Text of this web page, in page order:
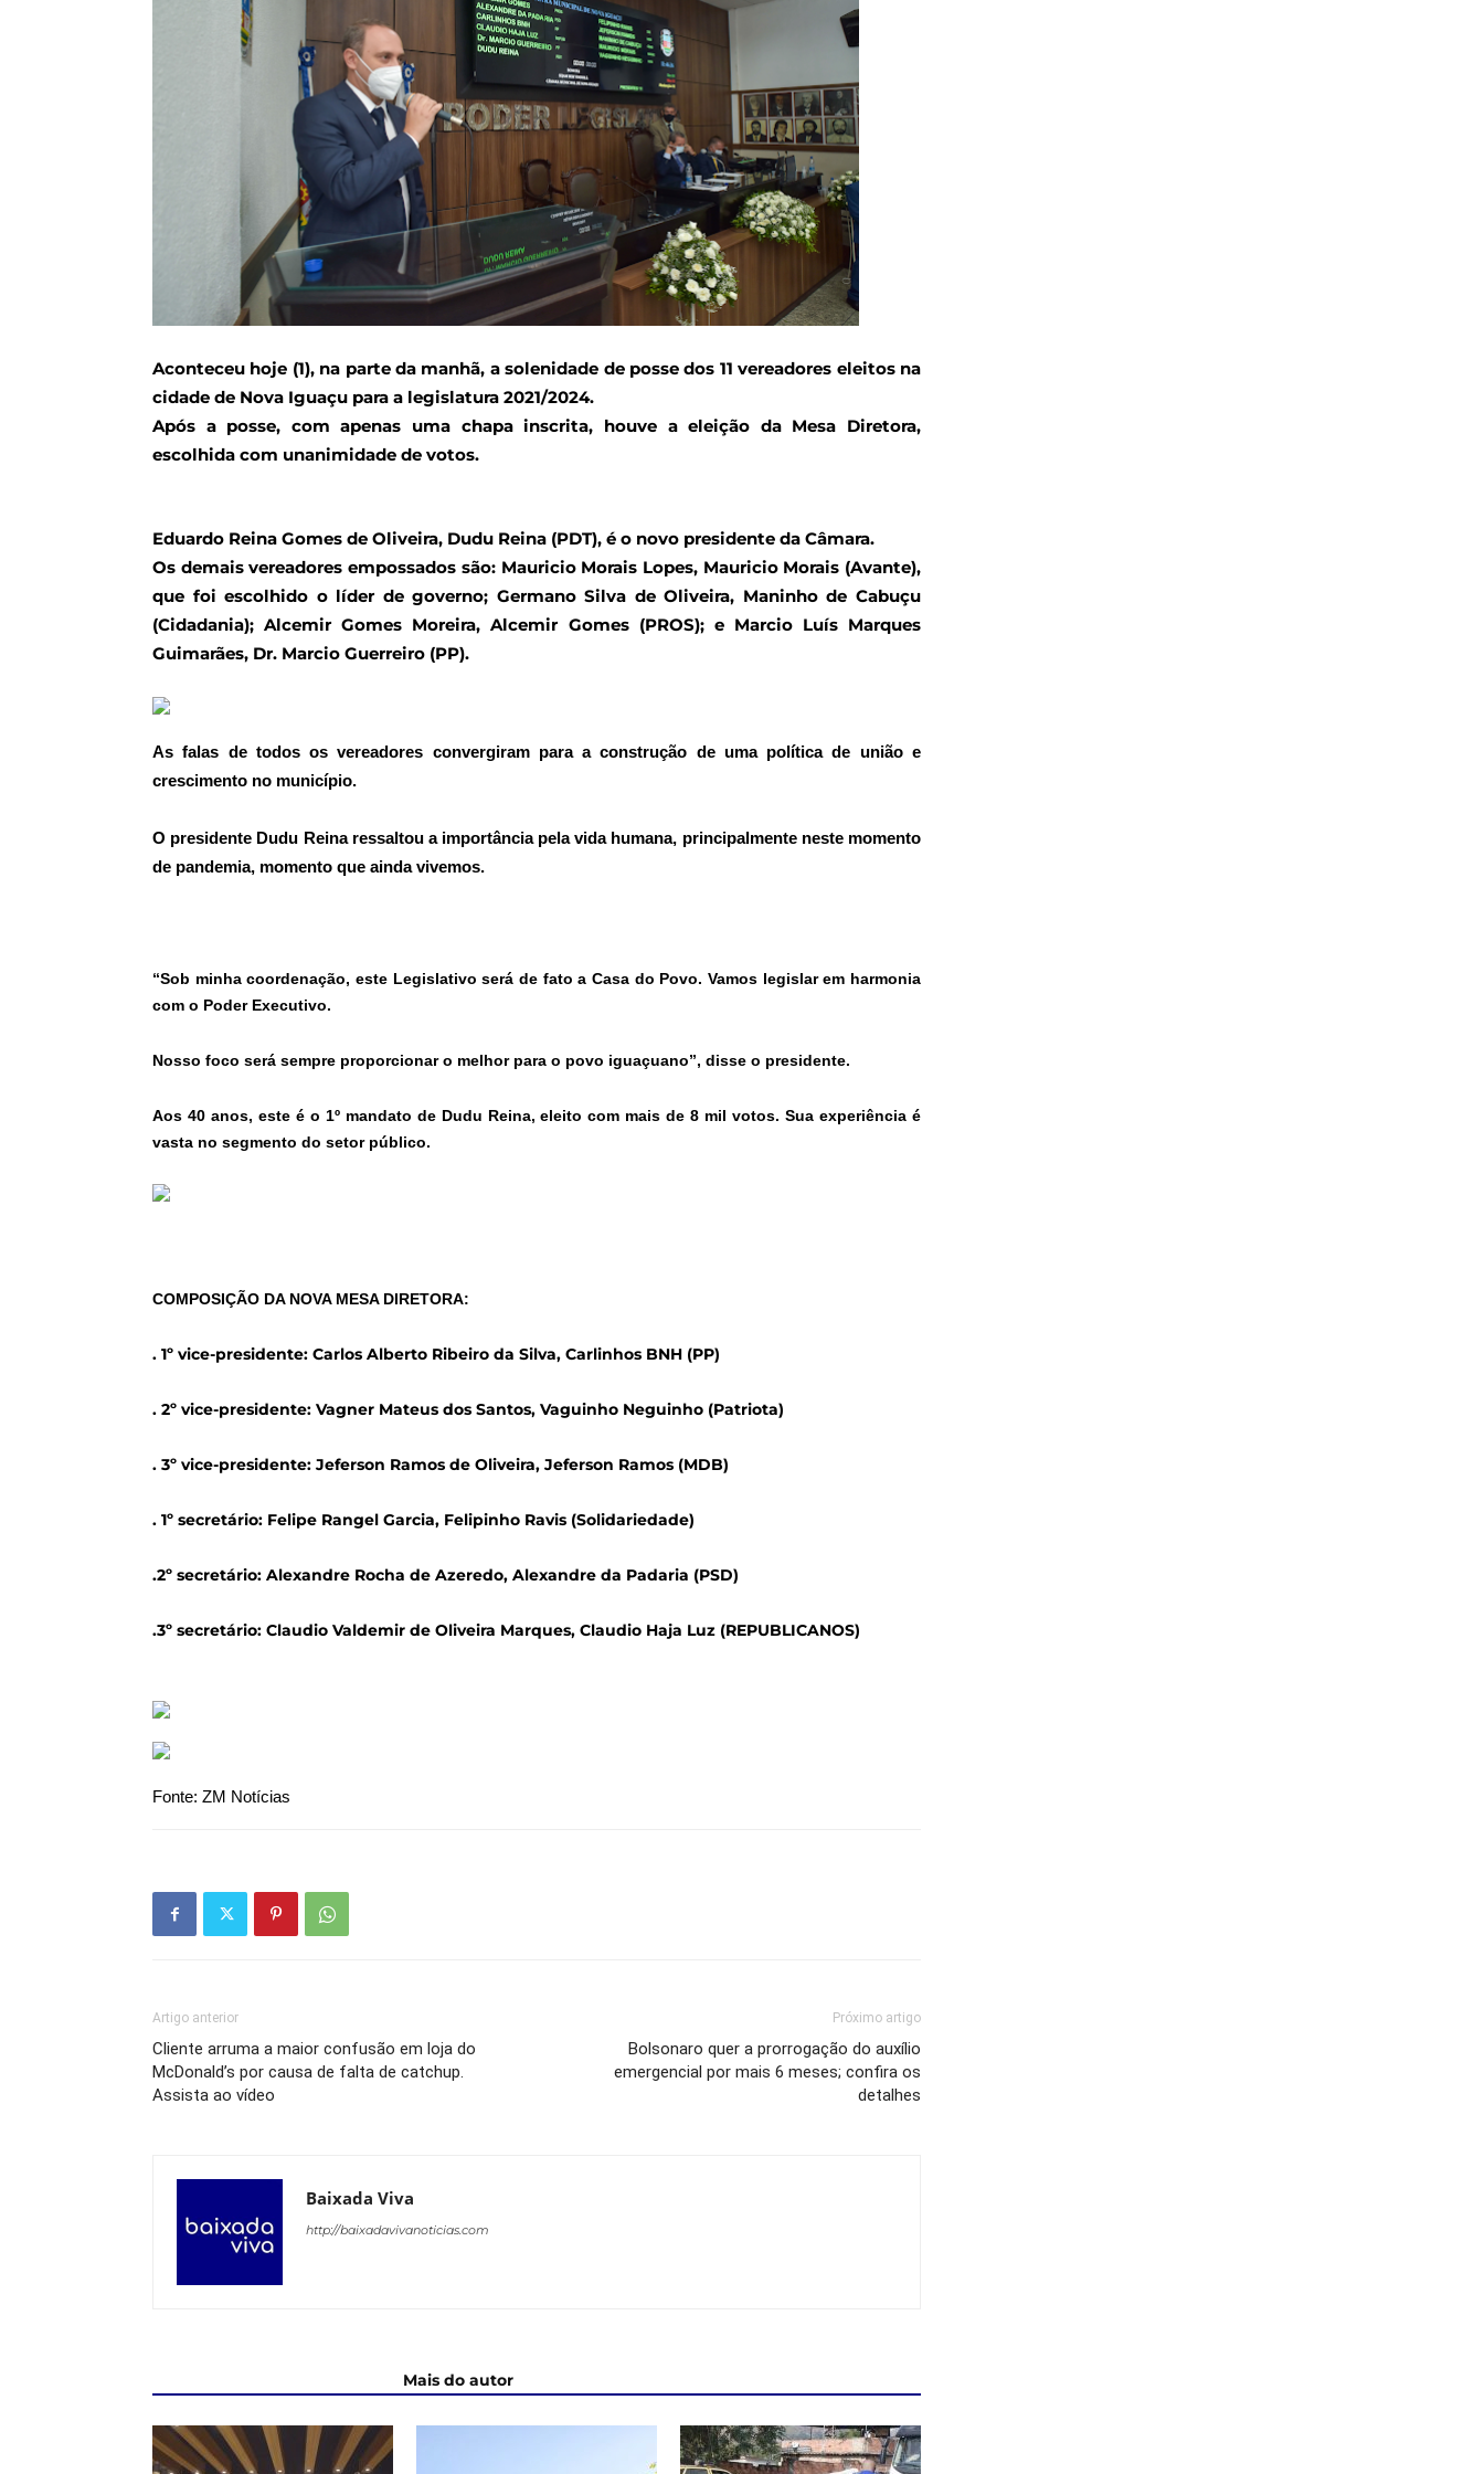
Aconteceu hoje (1), na parte da manhã, a solenidade de posse dos 11 vereadores eleitos na
cidade de Nova Iguaçu para a legislatura 2021/2024.
Após a posse, com apenas uma chapa inscrita, houve a eleição da Mesa Diretora,
escolhida com unanimidade de votos.
Eduardo Reina Gomes de Oliveira, Dudu Reina (PDT), é o novo presidente da Câmara.
Os demais vereadores empossados são: Mauricio Morais Lopes, Mauricio Morais (Avante),
que foi escolhido o líder de governo; Germano Silva de Oliveira, Maninho de Cabuçu
(Cidadania); Alcemir Gomes Moreira, Alcemir Gomes (PROS); e Marcio Luís Marques
Guimarães, Dr. Marcio Guerreiro (PP).
As falas de todos os vereadores convergiram para a construção de uma política de união e
crescimento no município.
O presidente Dudu Reina ressaltou a importância pela vida humana, principalmente neste momento
de pandemia, momento que ainda vivemos.
“Sob minha coordenação, este Legislativo será de fato a Casa do Povo. Vamos legislar em harmonia
com o Poder Executivo.
Nosso foco será sempre proporcionar o melhor para o povo iguaçuano”, disse o presidente.
Aos 40 anos, este é o 1º mandato de Dudu Reina, eleito com mais de 8 mil votos. Sua experiência é
vasta no segmento do setor público.
COMPOSIÇÃO DA NOVA MESA DIRETORA:
. 1º vice-presidente: Carlos Alberto Ribeiro da Silva, Carlinhos BNH (PP)
. 2º vice-presidente: Vagner Mateus dos Santos, Vaguinho Neguinho (Patriota)
. 3º vice-presidente: Jeferson Ramos de Oliveira, Jeferson Ramos (MDB)
. 1º secretário: Felipe Rangel Garcia, Felipinho Ravis (Solidariedade)
.2º secretário: Alexandre Rocha de Azeredo, Alexandre da Padaria (PSD)
.3º secretário: Claudio Valdemir de Oliveira Marques, Claudio Haja Luz (REPUBLICANOS)
Fonte: ZM Notícias
Artigo anterior
Cliente arruma a maior confusão em loja do
McDonald’s por causa de falta de catchup.
Assista ao vídeo
Próximo artigo
Bolsonaro quer a prorrogação do auxílio
emergencial por mais 6 meses; confira os
detalhes
Baixada Viva
http://baixadavivanoticias.com
Mais do autor